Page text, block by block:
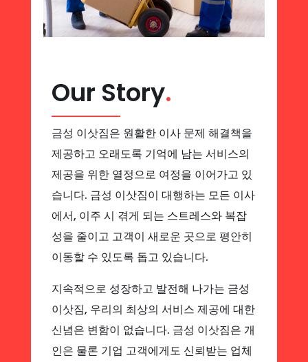
Our Story.
금성 이삿짐은 원활한 이사 문제 해결책을
제공하고 오래도록 기억에 남는 서비스의
제공을 위한 열정으로 여정을 이어가고 있
습니다. 금성 이삿짐이 대행하는 모든 이사
에서, 이주 시 겪게 되는 스트레스와 복잡
성을 줄이고 고객이 새로운 곳으로 평안히
이동할 수 있도록 돕고 있습니다.
지속적으로 성장하고 발전해 나가는 금성
이삿짐, 우리의 최상의 서비스 제공에 대한
신념은 변함이 없습니다. 금성 이삿짐은 개
인은 물론 기업 고객에게도 신뢰받는 업체